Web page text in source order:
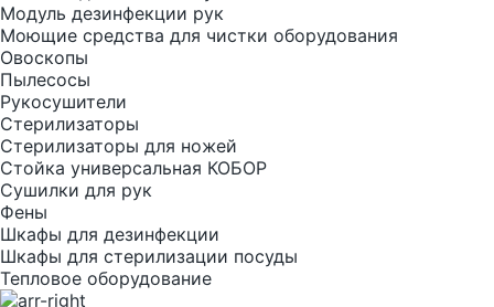
Модуль дезинфекции рук
Моющие средства для чистки оборудования
Овоскопы
Пылесосы
Рукосушители
Стерилизаторы
Стерилизаторы для ножей
Стойка универсальная КОБОР
Сушилки для рук
Фены
Шкафы для дезинфекции
Шкафы для стерилизации посуды
Тепловое оборудование